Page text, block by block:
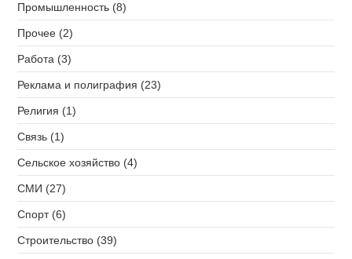
Промышленность (8)
Прочее (2)
Работа (3)
Реклама и полиграфия (23)
Религия (1)
Связь (1)
Сельское хозяйство (4)
СМИ (27)
Спорт (6)
Строительство (39)